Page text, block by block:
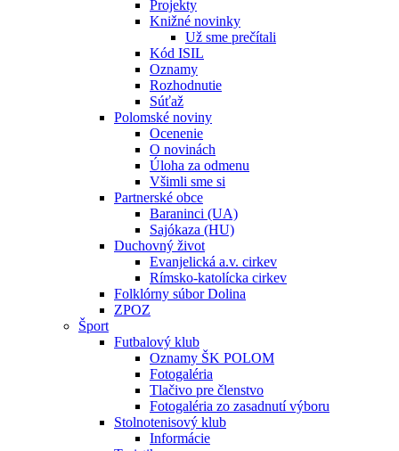
Projekty
Knižné novinky
Už sme prečítali
Kód ISIL
Oznamy
Rozhodnutie
Súťaž
Polomské noviny
Ocenenie
O novinách
Úloha za odmenu
Všimli sme si
Partnerské obce
Baraninci (UA)
Sajókaza (HU)
Duchovný život
Evanjelická a.v. cirkev
Rímsko-katolícka cirkev
Folklórny súbor Dolina
ZPOZ
Šport
Futbalový klub
Oznamy ŠK POLOM
Fotogaléria
Tlačivo pre členstvo
Fotogaléria zo zasadnutí výboru
Stolnotenisový klub
Informácie